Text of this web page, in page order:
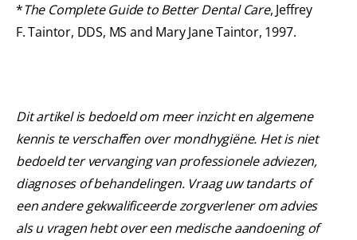
*The Complete Guide to Better Dental Care, Jeffrey
F. Taintor, DDS, MS and Mary Jane Taintor, 1997.
Dit artikel is bedoeld om meer inzicht en algemene
kennis te verschaffen over mondhygiëne. Het is niet
bedoeld ter vervanging van professionele adviezen,
diagnoses of behandelingen. Vraag uw tandarts of
een andere gekwalificeerde zorgverlener om advies
als u vragen hebt over een medische aandoening of